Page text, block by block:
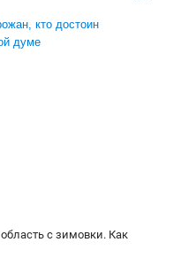
кто достоин
думе
с зимовки. Как